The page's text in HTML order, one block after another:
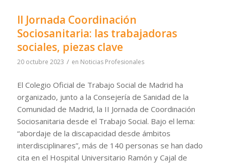
II Jornada Coordinación
Sociosanitaria: las trabajadoras
sociales, piezas clave
20 octubre 2023 / en Noticias Profesionales
El Colegio Oficial de Trabajo Social de Madrid ha
organizado, junto a la Consejería de Sanidad de la
Comunidad de Madrid, la II Jornada de Coordinación
Sociosanitaria desde el Trabajo Social. Bajo el lema:
“abordaje de la discapacidad desde ámbitos
interdisciplinares”, más de 140 personas se han dado
cita en el Hospital Universitario Ramón y Cajal de